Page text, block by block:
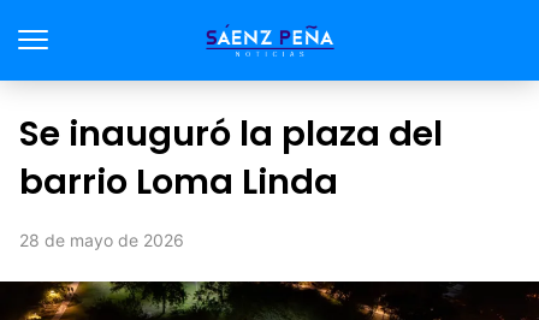
Se inauguró la plaza del
barrio Loma Linda
28 de mayo de 2026